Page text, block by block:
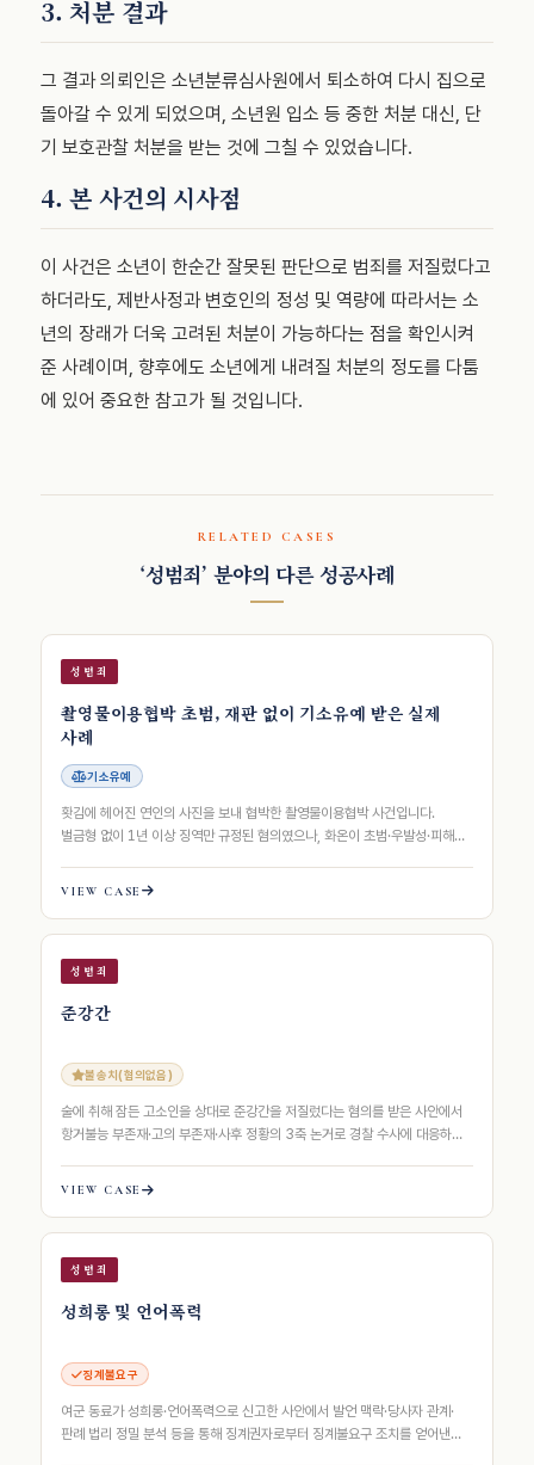
3. 처분 결과
그 결과 의뢰인은 소년분류심사원에서 퇴소하여 다시 집으로
돌아갈 수 있게 되었으며, 소년원 입소 등 중한 처분 대신, 단
기 보호관찰 처분을 받는 것에 그칠 수 있었습니다.
4. 본 사건의 시사점
이 사건은 소년이 한순간 잘못된 판단으로 범죄를 저질렀다고
하더라도, 제반사정과 변호인의 정성 및 역량에 따라서는 소
년의 장래가 더욱 고려된 처분이 가능하다는 점을 확인시켜
준 사례이며, 향후에도 소년에게 내려질 처분의 정도를 다툼
에 있어 중요한 참고가 될 것입니다.
RELATED CASES
‘성범죄’ 분야의 다른 성공사례
성범죄
촬영물이용협박 초범, 재판 없이 기소유예 받은 실제
사례
기소유예
홧김에 헤어진 연인의 사진을 보내 협박한 촬영물이용협박 사건입니다.
벌금형 없이 1년 이상 징역만 규정된 혐의였으나, 화온이 초범·우발성·피해
VIEW CASE
성범죄
준강간
불송치(혐의없음)
술에 취해 잠든 고소인을 상대로 준강간을 저질렀다는 혐의를 받은 사안에서
항거불능 부존재·고의 부존재·사후 정황의 3축 논거로 경찰 수사에 대응하여
VIEW CASE
성범죄
성희롱 및 언어폭력
징계불요구
여군 동료가 성희롱·언어폭력으로 신고한 사안에서 발언 맥락·당사자 관계·
판례 법리 정밀 분석 등을 통해 징계권자로부터 징계불요구 조치를 얻어낸